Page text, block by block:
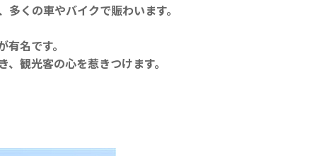
くの車やバイクで賑わいます。
名です。
観光客の心を惹きつけます。